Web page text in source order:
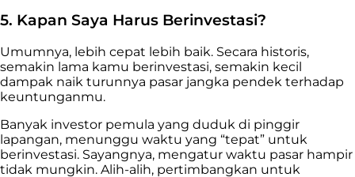
5. Kapan Saya Harus Berinvestasi?
Umumnya, lebih cepat lebih baik. Secara historis,
semakin lama kamu berinvestasi, semakin kecil
dampak naik turunnya pasar jangka pendek terhadap
keuntunganmu.
Banyak investor pemula yang duduk di pinggir
lapangan, menunggu waktu yang “tepat” untuk
berinvestasi. Sayangnya, mengatur waktu pasar hampir
tidak mungkin. Alih-alih, pertimbangkan untuk